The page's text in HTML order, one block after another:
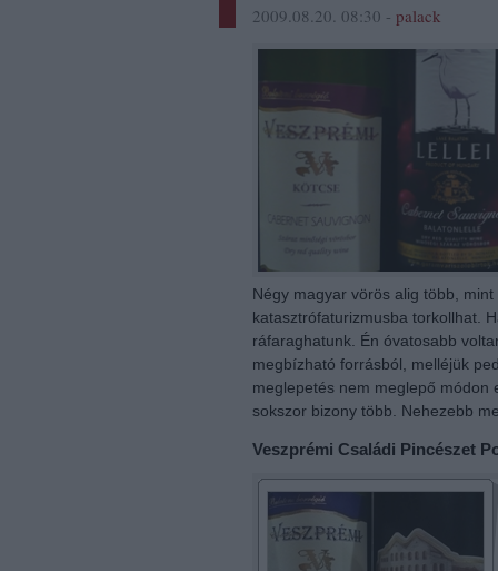
2009.08.20. 08:30 - palack
Négy magyar vörös alig több,
katasztrófaturizmusba torkollhat.
ráfaraghatunk. Én óvatosabb
megbízható forrásból, melléjük
meglepetés nem meglepő módon
sokszor bizony több. Nehezebb
Veszprémi Családi Pincészet